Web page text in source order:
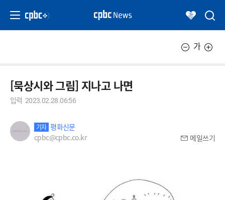
가
[묵상시와 그림] 지나고 나면
입력 2023.02.28.06:56
기자 평화신문
cpbc@cpbc.co.kr
메일쓰기